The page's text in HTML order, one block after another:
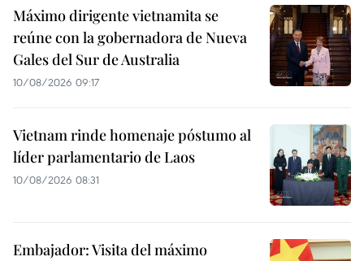
Máximo dirigente vietnamita se
reúne con la gobernadora de Nueva
Gales del Sur de Australia
10/08/2026 09:17
Vietnam rinde homenaje póstumo al
líder parlamentario de Laos
10/08/2026 08:31
Embajador: Visita del máximo